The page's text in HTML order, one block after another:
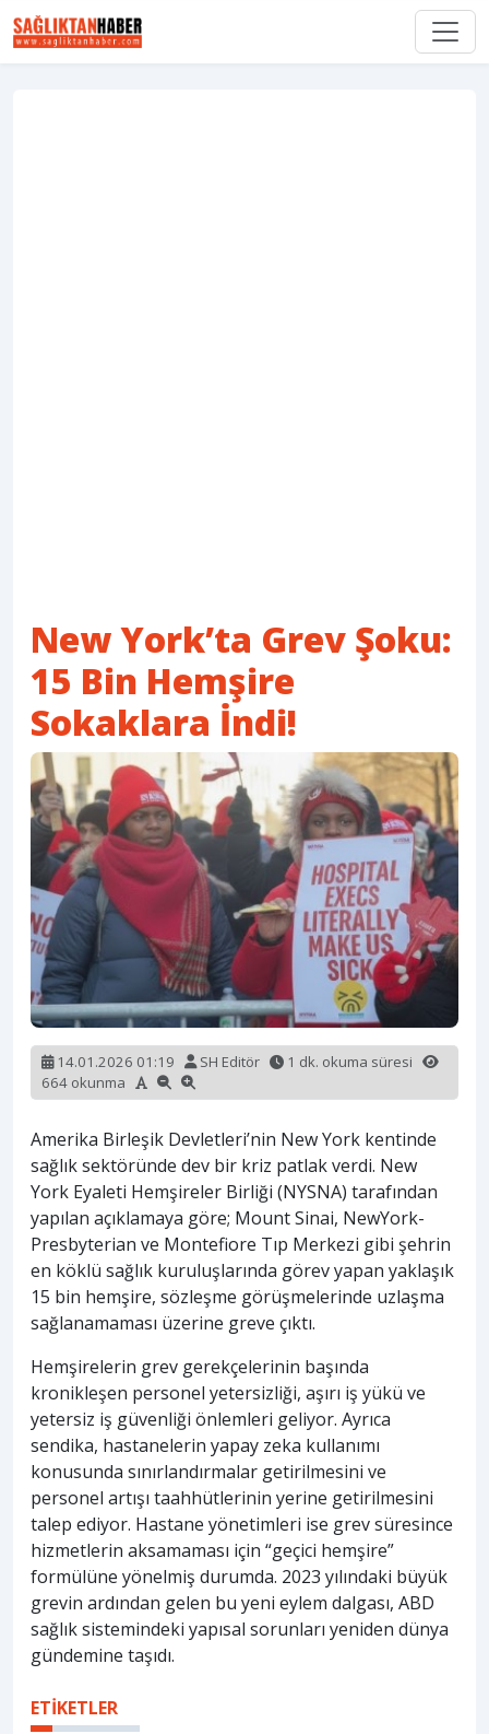
New York’ta Grev Şoku:
15 Bin Hemşire
Sokaklara İndi!
14.01.2026 01:19 SH Editör
1 dk. okuma süresi
664 okunma
Amerika Birleşik Devletleri’nin New York kentinde
sağlık sektöründe dev bir kriz patlak verdi. New
York Eyaleti Hemşireler Birliği (NYSNA) tarafından
yapılan açıklamaya göre; Mount Sinai, NewYork-
Presbyterian ve Montefiore Tıp Merkezi gibi şehrin
en köklü sağlık kuruluşlarında görev yapan yaklaşık
15 bin hemşire, sözleşme görüşmelerinde uzlaşma
sağlanamaması üzerine greve çıktı.
Hemşirelerin grev gerekçelerinin başında
kronikleşen personel yetersizliği, aşırı iş yükü ve
yetersiz iş güvenliği önlemleri geliyor. Ayrıca
sendika, hastanelerin yapay zeka kullanımı
konusunda sınırlandırmalar getirilmesini ve
personel artışı taahhütlerinin yerine getirilmesini
talep ediyor. Hastane yönetimleri ise grev süresince
hizmetlerin aksamaması için “geçici hemşire”
formülüne yönelmiş durumda. 2023 yılındaki büyük
grevin ardından gelen bu yeni eylem dalgası, ABD
sağlık sistemindeki yapısal sorunları yeniden dünya
gündemine taşıdı.
ETİKETLER